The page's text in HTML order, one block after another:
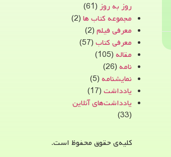
روز به روز(61)
مجموعه کتاب ها(2)
معرفی فیلم(2)
معرفی کتاب(57)
مقاله(105)
نامه(26)
نمایشنامه(5)
یادداشت(17)
یادداشت‌های آنلاین
(33)
کلیه‌ی حقوق محفوظ است.